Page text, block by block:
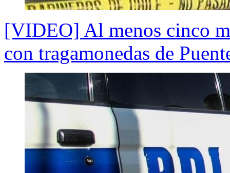
[VIDEO] Al menos cinco
con tragamonedas de